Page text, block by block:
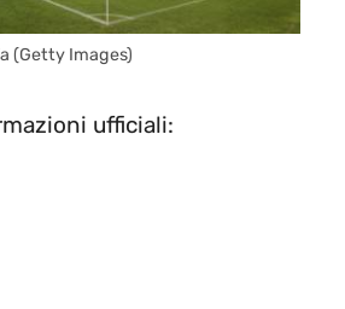
(Getty Images)
ufficiali: